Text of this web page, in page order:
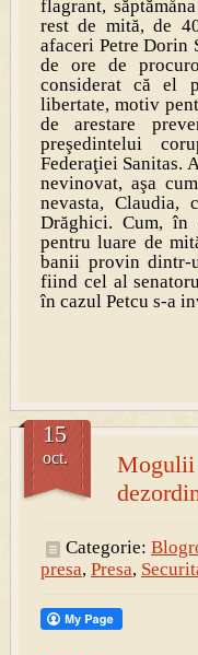
flagrant,
rest de mită, de
afaceri Petre Dorin
de ore de
considerat că el
libertate, motiv
de arestare
preşedintelui
Federaţiei Sanitas.
nevinovat, aşa
nevasta, Claudia,
Drăghici. Cum,
pentru luare de
banii provin dintr-
fiind cel al
în cazul Petcu s-a
Mogulii
15
oct.
Categorie:
presa, Presa,